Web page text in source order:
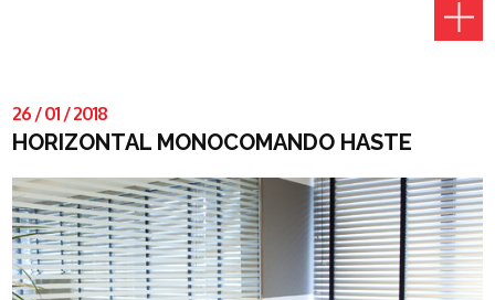
26 /01 /2018
HORIZONTAL MONOCOMANDO HASTE